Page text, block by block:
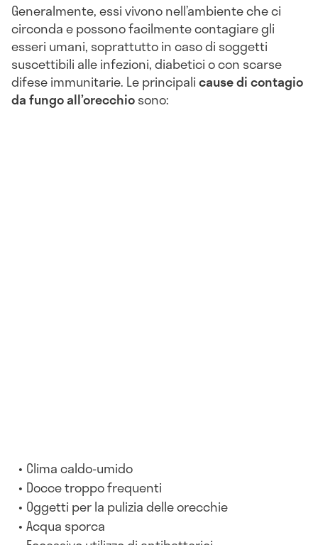
Generalmente, essi vivono nell’ambiente che ci
circonda e possono facilmente contagiare gli
esseri umani, soprattutto in caso di soggetti
suscettibili alle infezioni, diabetici o con scarse
difese immunitarie. Le principalicause di contagio
da fungo all’orecchiosono:
Clima caldo-umido
Docce troppo frequenti
Oggetti per la pulizia delle orecchie
Acqua sporca